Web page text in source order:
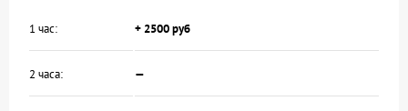
1 час: + 2500 руб
2 часа: —